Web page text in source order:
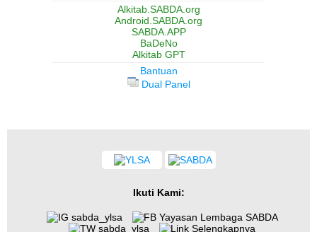
Alkitab.SABDA.org
Android.SABDA.org
SABDA.APP
BaDeNo
Alkitab GPT
Bantuan
Dual Panel
Ikuti Kami:
sabda_ylsa
Yayasan Lembaga SABDA
sabda_ylsa
Selengkapnya